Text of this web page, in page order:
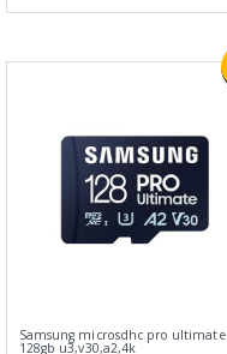
Samsung microsdhc pro ultimate
128gb u3,v30,a2,4k